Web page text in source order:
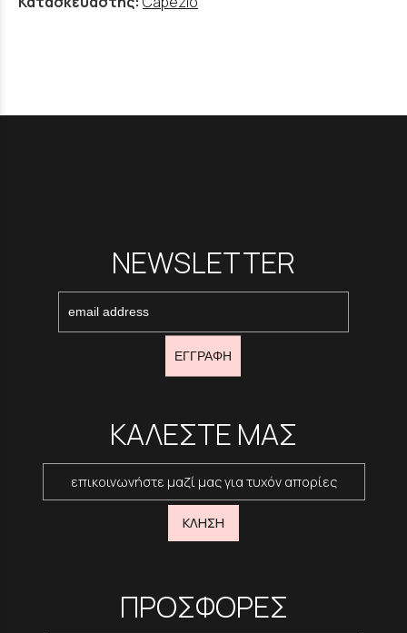
NEWSLETTER
ΕΓΓΡΑΦΗ
ΚΑΛΕΣΤΕ ΜΑΣ
επικοινωνήστε μαζί μας για τυχόν απορίες
ΚΛΗΣΗ
ΠΡΟΣΦΟΡΕΣ